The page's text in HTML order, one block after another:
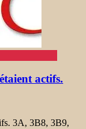
actifs.
3A, 3B8, 3B9,